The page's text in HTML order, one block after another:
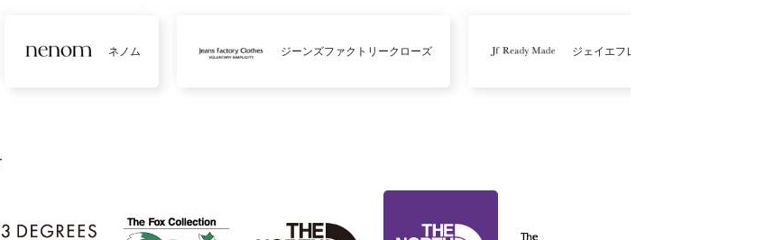
ネノム ジーンズファクトリークローズ ジェイエフレディメイド